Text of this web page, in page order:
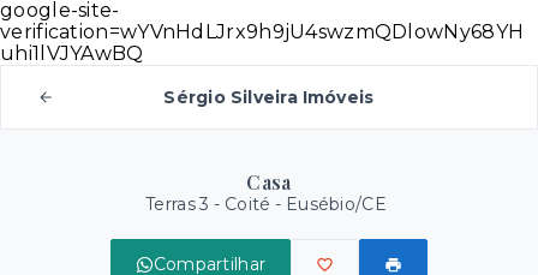
google-site-
verification=wYVnHdLJrx9h9jU4swzmQDlowNy68YH
uhi1lVJYAwBQ
Sérgio Silveira Imóveis
Casa
Terras 3 - Coité - Eusébio/CE
Compartilhar